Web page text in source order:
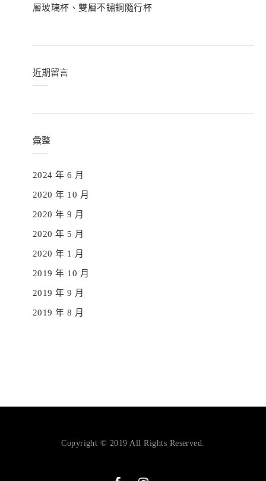
層玻璃杯、雙層不鏽鋼隨行杯
近期留言
彙整
2024 年 6 月
2020 年 10 月
2020 年 9 月
2020 年 5 月
2020 年 1 月
2019 年 10 月
2019 年 9 月
2019 年 8 月
Copyright © 2019 All Rights Reserved.